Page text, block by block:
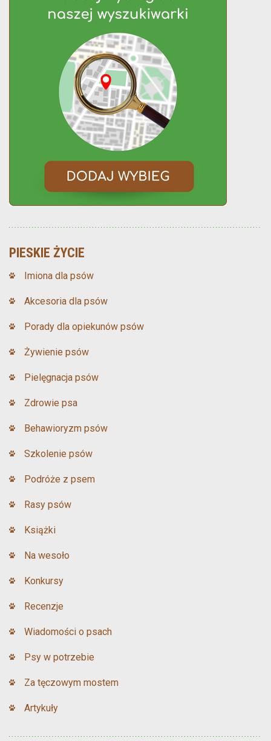
PIESKIE ŻYCIE
Imiona dla psów
Akcesoria dla psów
Porady dla opiekunów psów
Żywienie psów
Pielęgnacja psów
Zdrowie psa
Behawioryzm psów
Szkolenie psów
Podróże z psem
Rasy psów
Książki
Na wesoło
Konkursy
Recenzje
Wiadomości o psach
Psy w potrzebie
Za tęczowym mostem
Artykuły